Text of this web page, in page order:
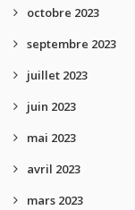
octobre 2023
septembre 2023
juillet 2023
juin 2023
mai 2023
avril 2023
mars 2023